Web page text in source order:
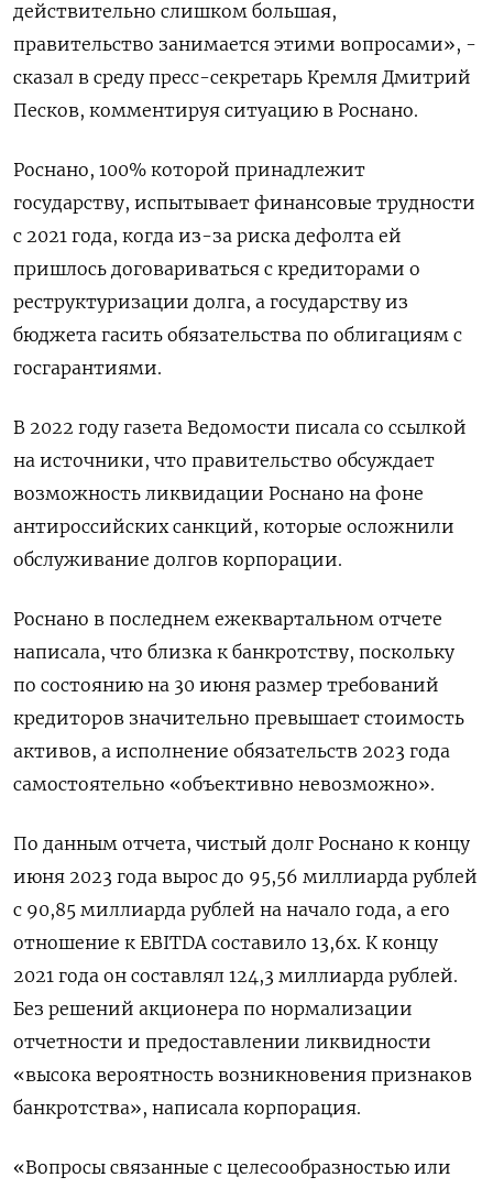
действительно слишком большая,
правительство занимается этими вопросами», -
сказал в среду пресс-секретарь Кремля Дмитрий
Песков, комментируя ситуацию в Роснано.
Роснано, 100% которой принадлежит
государству, испытывает финансовые трудности
с 2021 года, когда из-за риска дефолта ей
пришлось договариваться с кредиторами о
реструктуризации долга, а государству из
бюджета гасить обязательства по облигациям с
госгарантиями.
В 2022 году газета Ведомости писала со ссылкой
на источники, что правительство обсуждает
возможность ликвидации Роснано на фоне
антироссийских санкций, которые осложнили
обслуживание долгов корпорации.
Роснано в последнем ежеквартальном отчете
написала, что близка к банкротству, поскольку
по состоянию на 30 июня размер требований
кредиторов значительно превышает стоимость
активов, а исполнение обязательств 2023 года
самостоятельно «объективно невозможно».
По данным отчета, чистый долг Роснано к концу
июня 2023 года вырос до 95,56 миллиарда рублей
с 90,85 миллиарда рублей на начало года, а его
отношение к EBITDA составило 13,6х. К концу
2021 года он составлял 124,3 миллиарда рублей.
Без решений акционера по нормализации
отчетности и предоставлении ликвидности
«высока вероятность возникновения признаков
банкротства», написала корпорация.
«Вопросы связанные с целесообразностью или